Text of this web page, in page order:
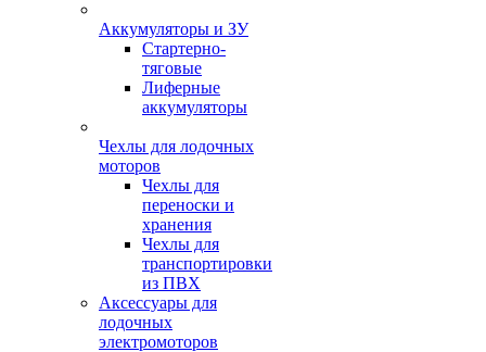
Аккумуляторы и ЗУ
Стартерно-
тяговые
Лиферные
аккумуляторы
Чехлы для лодочных
моторов
Чехлы для
переноски и
хранения
Чехлы для
транспортировки
из ПВХ
Аксессуары для
лодочных
электромоторов